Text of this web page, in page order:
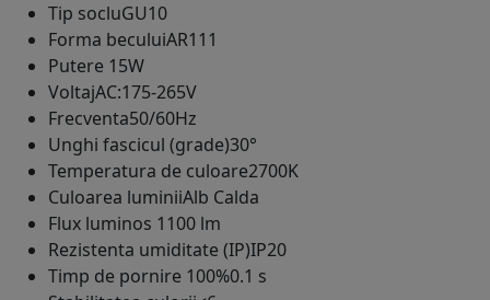
Tip socluGU10
Forma beculuiAR111
Putere 15W
VoltajAC:175-265V
Frecventa50/60Hz
Unghi fascicul (grade)30°
Temperatura de culoare2700K
Culoarea luminiiAlb Calda
Flux luminos 1100 lm
Rezistenta umiditate (IP)IP20
Timp de pornire 100%0.1 s